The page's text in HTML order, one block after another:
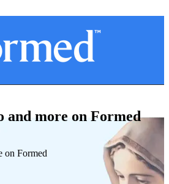
and more on Formed
on Formed